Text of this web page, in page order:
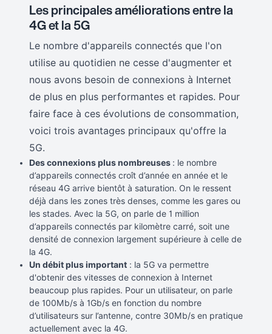
Les principales améliorations entre la
4G et la 5G
Le nombre d'appareils connectés que l'on
utilise au quotidien ne cesse d'augmenter et
nous avons besoin de connexions à Internet
de plus en plus performantes et rapides. Pour
faire face à ces évolutions de consommation,
voici trois avantages principaux qu'offre la
5G.
Des connexions plus nombreuses : le nombre
d’appareils connectés croît d’année en année et le
réseau 4G arrive bientôt à saturation. On le ressent
déjà dans les zones très denses, comme les gares ou
les stades. Avec la 5G, on parle de 1 million
d’appareils connectés par kilomètre carré, soit une
densité de connexion largement supérieure à celle de
la 4G.
Un débit plus important : la 5G va permettre
d'obtenir des vitesses de connexion à Internet
beaucoup plus rapides. Pour un utilisateur, on parle
de 100Mb/s à 1Gb/s en fonction du nombre
d’utilisateurs sur l’antenne, contre 30Mb/s en pratique
actuellement avec la 4G.